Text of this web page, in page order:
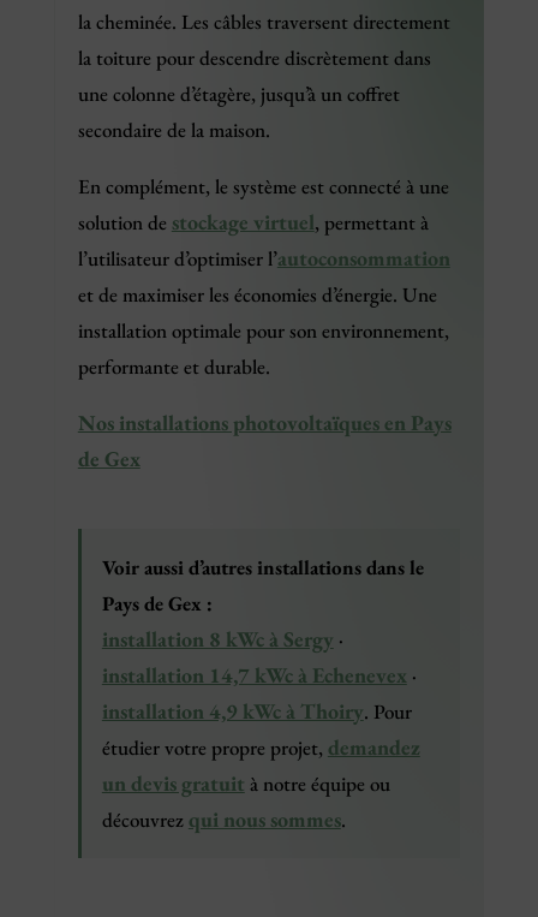
la cheminée. Les câbles traversent directement
la toiture pour descendre discrètement dans
une colonne d’étagère, jusqu’à un coffret
secondaire de la maison.
En complément, le système est connecté à une
solution de stockage virtuel, permettant à
l’utilisateur d’optimiser l’autoconsommation
et de maximiser les économies d’énergie. Une
installation optimale pour son environnement,
performante et durable.
Nos installations photovoltaïques en Pays
de Gex
Voir aussi d’autres installations dans le
Pays de Gex :
installation 8 kWc à Sergy ·
installation 14,7 kWc à Echenevex ·
installation 4,9 kWc à Thoiry. Pour
étudier votre propre projet, demandez
un devis gratuit à notre équipe ou
découvrez qui nous sommes.